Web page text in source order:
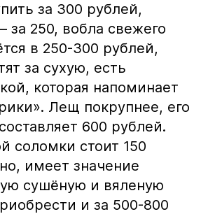
за 300 рублей,
за 250, вобла свежего
в 250-300 рублей,
за сухую, есть
которая напоминает
Лещ покрупнее, его
600 рублей.
соломки стоит 150
имеет значение
сушёную и вяленую
и за 500-800